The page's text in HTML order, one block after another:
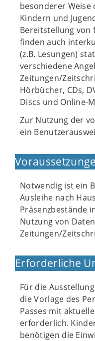
besonderer Weise
Kindern und
Bereitstellung
finden auch
(z.B. Lesungen)
verschiedene
Zeitungen/
Hörbücher, CDs,
Discs und Online-
Zur Nutzung der
ein
Notwendig ist ein
Ausleihe nach
Präsenzbestände
Nutzung von
Zeitungen/
Erforderliche
Für die
die Vorlage des
Passes mit
erforderlich.
benötigen die